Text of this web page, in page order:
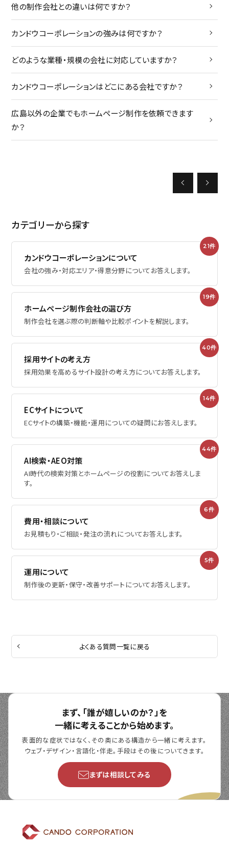
他の制作会社との違いは何ですか？
カンドウコーポレーションの強みは何ですか？
どのような業種・規模の会社に対応していますか？
カンドウコーポレーションはどこにある会社ですか？
広島以外の企業でもホームページ制作を依頼できます
か？
か
制
「
「
の
カテゴリーから探す
カンドウコーポレーションについて
会社の強み・対応エリア・得意分野についてお答えします。
21件
ホームページ制作会社の選び方
制作会社を選ぶ際の判断軸や比較ポイントを解説します。
19件
採用サイトの考え方
採用効果を高めるサイト設計の考え方についてお答えします。
40件
ECサイトについて
ECサイトの構築・機能・運用についての疑問にお答えします。
14件
AI検索・AEO対策
AI時代の検索対策とホームページの役割についてお答えしま
す。
44件
費用・相談について
お見積もり・ご相談・発注の流れについてお答えします。
6件
運用について
制作後の更新・保守・改善サポートについてお答えします。
5件
よくある質問一覧に戻る
まず、「誰が嬉しいのか？」を
一緒に考えることから始めます。
表面的な症状ではなく、その奥にある構造から一緒に考えます。
ウェブ・デザイン・言語化・伴走。手段はその後についてきます。
まずは相談してみる
ボス・・・書く・・・徒然
採用
よくある質問
ミエルカ
Facebook